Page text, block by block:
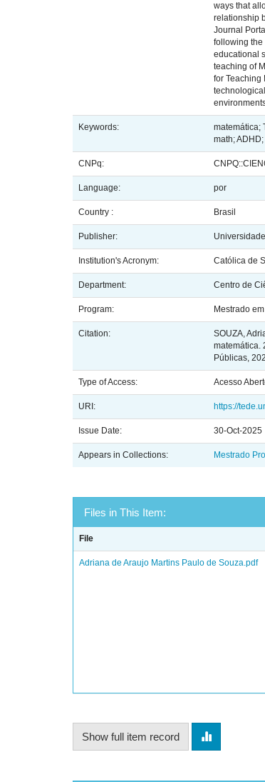
ways that
relationship
Journal
following the
educational
teaching of
for Teaching
Keywords:
matemática;
math;
CNPq:
Language: por
Country : Brasil
Publisher:
Institution's Acronym: Católica de
Department: Centro de
Program: Mestrado
Citation:
SOUZA,
matemática.
Públicas,
Type of Access: Acesso
URI: https://
Issue Date: 30-Oct-2025
Appears in Collections: Mestrado
Files in This Item:
File
Adriana de Araujo Martins Paulo de Souza.pdf
Show full item record